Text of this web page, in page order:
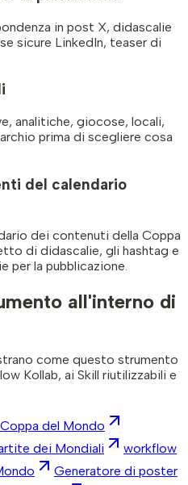
in post X, didascalie
sicure LinkedIn, teaser di
analitiche, giocose, locali,
prima di scegliere cosa
del calendario
dei contenuti della Coppa
di didascalie, gli hashtag e
per la pubblicazione.
all'interno di
come questo strumento
Kollab, ai Skill riutilizzabili e
del Mondo
dei Mondiali
workflow
Generatore di poster